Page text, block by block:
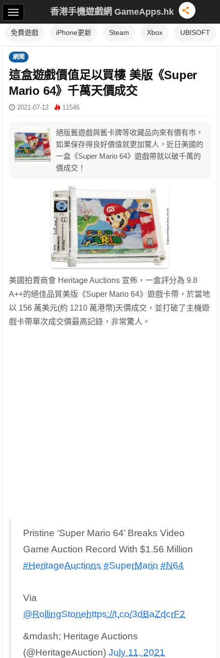
香港手機遊戲網 GameApps.hk
免費遊戲 iPhone更新 Steam Xbox UBISOFT
網聞
這盒遊戲價值足以買樓 美版《Super
Mario 64》千萬天價成交
2021-07-12 11546
絕版舊遊戲與舊卡牌等收藏品向來有價有市，
如果保存得良好價值就更加驚人，近日美國的
一盒《Super Mario 64》遊戲帶就以破千萬的
價成交！
美國拍賣商會 Heritage Auctions 宣佈，一盒評分為 9.8
A++的絕佳品質美版《Super Mario 64》遊戲卡帶，於當地
以 156 萬美元(約 1210 萬港幣)天價成交，並打破了主機遊
戲卡帶單次成交價最高記錄，非常驚人。
Pristine ‘Super Mario 64’ Breaks Video
Game Auction Record With $1.56 Million
#HeritageAuctions #SuperMario #N64
Via
@RollingStonehttps://t.co/3dBaZdcrF2
&mdash; Heritage Auctions
(@HeritageAuction) July 11, 2021